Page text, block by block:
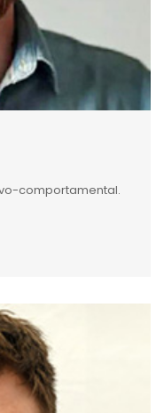
comportamental.